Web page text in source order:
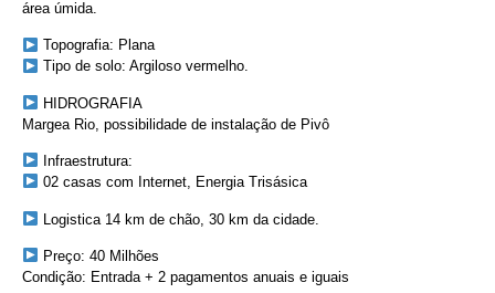
área úmida.
Topografia: Plana
Tipo de solo: Argiloso vermelho.
HIDROGRAFIA
Margea Rio, possibilidade de instalação de Pivô
Infraestrutura:
02 casas com Internet, Energia Trisásica
Logistica 14 km de chão, 30 km da cidade.
Preço: 40 Milhões
Condição: Entrada + 2 pagamentos anuais e iguais